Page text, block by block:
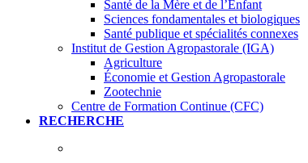
Santé de la Mère et de l’Enfant
Sciences fondamentales et biologiques
Santé publique et spécialités connexes
Institut de Gestion Agropastorale (IGA)
Agriculture
Économie et Gestion Agropastorale
Zootechnie
Centre de Formation Continue (CFC)
RECHERCHE